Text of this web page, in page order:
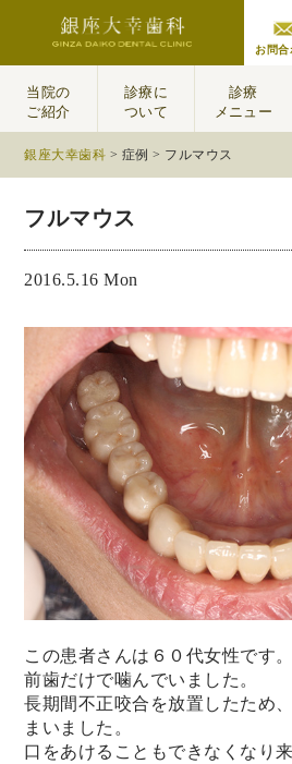
お問合
当院の
ご紹介
診療に
ついて
診療
メニュー
銀座大幸歯科 > 症例 > フルマウス
フルマウス
2016.5.16 Mon
この患者さんは６０代女性です。
前歯だけで噛んでいました。
長期間不正咬合を放置したため
まいました。
口をあけることもできなくなり